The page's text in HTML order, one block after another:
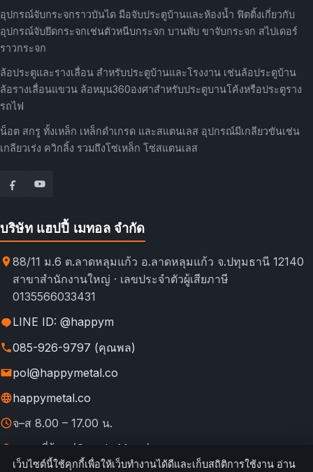
อุปกรณ์จับกระจกราวบันได มือจับประตูบ้านและห้องน้ำ ฟิตติ้งเกี่ยวกับ
อุปกรณ์จับยึดกระจกเช่นตัวหนีบกระจก บานพับ ขาจับกระจก สไปเดอร์
ราวกระจก
ล้อประตูและรางเลื่อน สำหรับประตูบ้านและโรงงาน เช่นล้อประตูบ้าน
ล้อรางเลื่อนแขวน ล้อหมุน360องศาสำหรับประตูบานโค้งหรือประตูราง
รถไฟ
น็อต สกรู ทั้งเหล็ก เหล็กดำเกรด และสแตนเลส อุปกรณ์มีเกลียวขันเช่น
เกลียวเร่ง ควิกลิ้ง รวมถึงโซ่เหล็ก โซ่สแตนเลส
บริษัท แฮปปี้ เมทอล จำกัด
88/11 ม.6 ต.ลาดหลุมแก้ว อ.ลาดหลุมแก้ว จ.ปทุมธานี 12140
สาขาสำนักงานใหญ่ · เลขประจำตัวผู้เสียภาษี
0135566033431
LINE ID: @happym
085-926-9797 (คุณพล)
pol@happymetal.co
happymetal.co
จ–ส 8.00 – 17.00 น.
ดูแผนที่ร้าน (Google Maps)
© 2026 happymetal.co. All rights reserved.
เว็บไซต์นี้ใช้คุกกี้เพื่อให้เว็บทำงานได้ดีและเก็บสถิติการใช้งาน อ่าน